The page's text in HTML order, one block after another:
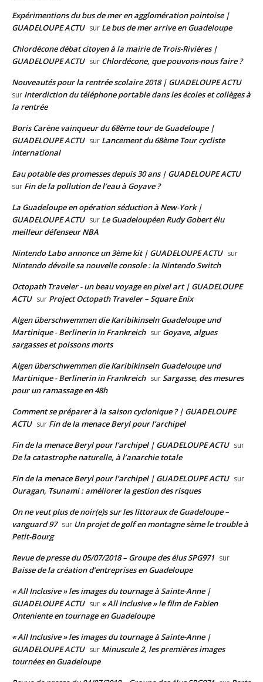
Expérimentions du bus de mer en agglomération pointoise |
GUADELOUPE ACTU sur Le bus de mer arrive en Guadeloupe
Chlordécone débat citoyen à la mairie de Trois-Rivières |
GUADELOUPE ACTU sur Chlordécone, que pouvons-nous faire ?
Nouveautés pour la rentrée scolaire 2018 | GUADELOUPE ACTU
sur Interdiction du téléphone portable dans les écoles et collèges à
la rentrée
Boris Carène vainqueur du 68ème tour de Guadeloupe |
GUADELOUPE ACTU sur Lancement du 68ème Tour cycliste
international
Eau potable des promesses depuis 30 ans | GUADELOUPE ACTU
sur Fin de la pollution de l’eau à Goyave ?
La Guadeloupe en opération séduction à New-York |
GUADELOUPE ACTU sur Le Guadeloupéen Rudy Gobert élu
meilleur défenseur NBA
Nintendo Labo annonce un 3ème kit | GUADELOUPE ACTU sur
Nintendo dévoile sa nouvelle console : la Nintendo Switch
Octopath Traveler - un beau voyage en pixel art | GUADELOUPE
ACTU sur Project Octopath Traveler – Square Enix
Algen überschwemmen die Karibikinseln Guadeloupe und
Martinique - Berlinerin in Frankreich sur Goyave, algues
sargasses et poissons morts
Algen überschwemmen die Karibikinseln Guadeloupe und
Martinique - Berlinerin in Frankreich sur Sargasse, des mesures
pour un ramassage en 48h
Comment se préparer à la saison cyclonique ? | GUADELOUPE
ACTU sur Fin de la menace Beryl pour l’archipel
Fin de la menace Beryl pour l’archipel | GUADELOUPE ACTU sur
De la catastrophe naturelle, à l’anarchie totale
Fin de la menace Beryl pour l’archipel | GUADELOUPE ACTU sur
Ouragan, Tsunami : améliorer la gestion des risques
On ne veut plus de noir(e)s sur les littoraux de Guadeloupe –
vanguard 97 sur Un projet de golf en montagne sème le trouble à
Petit-Bourg
Revue de presse du 05/07/2018 – Groupe des élus SPG971 sur
Baisse de la création d’entreprises en Guadeloupe
« All Inclusive » les images du tournage à Sainte-Anne |
GUADELOUPE ACTU sur « All inclusive » le film de Fabien
Onteniente en tournage en Guadeloupe
« All Inclusive » les images du tournage à Sainte-Anne |
GUADELOUPE ACTU sur Minuscule 2, les premières images
tournées en Guadeloupe